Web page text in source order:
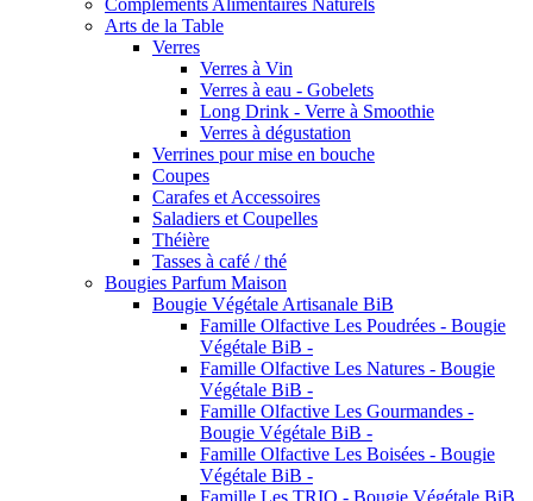
Compléments Alimentaires Naturels
Arts de la Table
Verres
Verres à Vin
Verres à eau - Gobelets
Long Drink - Verre à Smoothie
Verres à dégustation
Verrines pour mise en bouche
Coupes
Carafes et Accessoires
Saladiers et Coupelles
Théière
Tasses à café / thé
Bougies Parfum Maison
Bougie Végétale Artisanale BiB
Famille Olfactive Les Poudrées - Bougie
Végétale BiB -
Famille Olfactive Les Natures - Bougie
Végétale BiB -
Famille Olfactive Les Gourmandes -
Bougie Végétale BiB -
Famille Olfactive Les Boisées - Bougie
Végétale BiB -